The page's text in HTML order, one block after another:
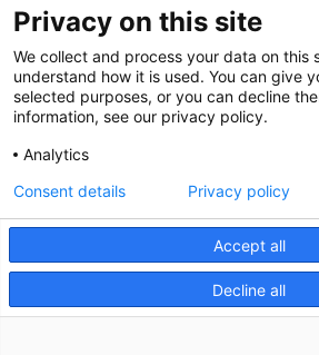
Lectoren en onderzoekers
Bedrijven
Hogescholen
De grootste kennisbank van het
Inspiratie op jouw vakgebied
Vrij toegankelijk
Privacy on this site
We collect and process your data on this
understand how it is used. You can give
selected purposes, or you can decline
information, see our privacy policy.
Analytics
Accept all
Decline all
Consent details Privacy policy